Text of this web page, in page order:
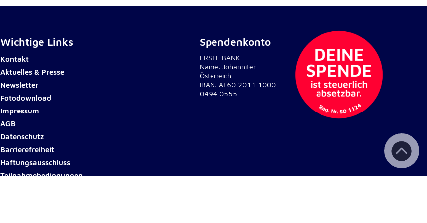
Wichtige Links
Kontakt
Aktuelles & Presse
Newsletter
Fotodownload
Impressum
AGB
Datenschutz
Barrierefreiheit
Haftungsausschluss
Teilnahmebedingungen
Spendenkonto
ERSTE BANK
Name: Johanniter
Österreich
IBAN: AT60 2011 1000
0494 0555